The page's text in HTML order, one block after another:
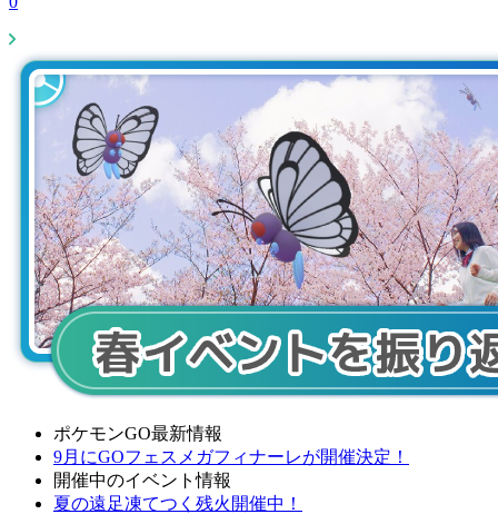
ポケモンGO最新情報
9月にGOフェスメガフィナーレが開催決定！
開催中のイベント情報
夏の遠足凍てつく残火開催中！